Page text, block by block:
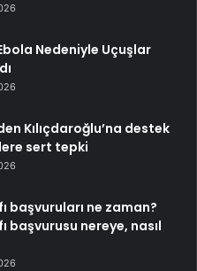
Nedeniyle Uçuşlar
Kılıçdaroğlu’na destek
sert tepki
başvuruları ne zaman?
başvurusu nereye, nasıl